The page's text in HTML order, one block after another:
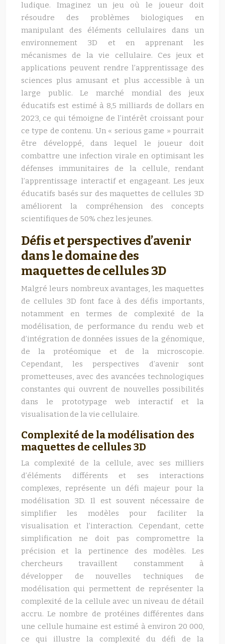
ludique. Imaginez un jeu où le joueur doit
résoudre des problèmes biologiques en
manipulant des éléments cellulaires dans un
environnement 3D et en apprenant les
mécanismes de la vie cellulaire. Ces jeux et
applications peuvent rendre l’apprentissage des
sciences plus amusant et plus accessible à un
large public. Le marché mondial des jeux
éducatifs est estimé à 8,5 milliards de dollars en
2023, ce qui témoigne de l’intérêt croissant pour
ce type de contenu. Un « serious game » pourrait
être développé, dans lequel le joueur doit
combattre une infection virale en optimisant les
défenses immunitaires de la cellule, rendant
l’apprentissage interactif et engageant. Les jeux
éducatifs basés sur des maquettes de cellules 3D
améliorent la compréhension des concepts
scientifiques de 50% chez les jeunes.
Défis et perspectives d’avenir
dans le domaine des
maquettes de cellules 3D
Malgré leurs nombreux avantages, les maquettes
de cellules 3D font face à des défis importants,
notamment en termes de complexité de la
modélisation, de performance du rendu web et
d’intégration de données issues de la génomique,
de la protéomique et de la microscopie.
Cependant, les perspectives d’avenir sont
prometteuses, avec des avancées technologiques
constantes qui ouvrent de nouvelles possibilités
dans le prototypage web interactif et la
visualisation de la vie cellulaire.
Complexité de la modélisation des
maquettes de cellules 3D
La complexité de la cellule, avec ses milliers
d’éléments différents et ses interactions
complexes, représente un défi majeur pour la
modélisation 3D. Il est souvent nécessaire de
simplifier les modèles pour faciliter la
visualisation et l’interaction. Cependant, cette
simplification ne doit pas compromettre la
précision et la pertinence des modèles. Les
chercheurs travaillent constamment à
développer de nouvelles techniques de
modélisation qui permettent de représenter la
complexité de la cellule avec un niveau de détail
accru. Le nombre de protéines différentes dans
une cellule humaine est estimé à environ 20 000,
ce qui illustre la complexité du défi de la